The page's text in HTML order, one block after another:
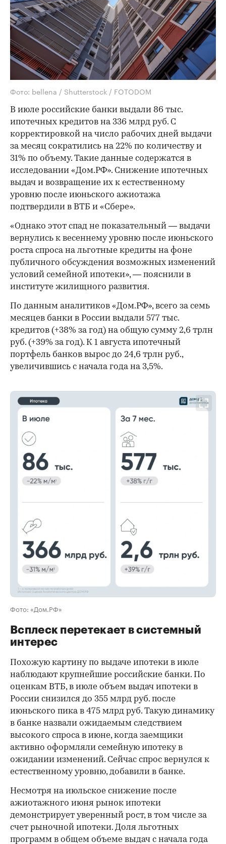
Фото: bellena / Shutterstock / FOTODOM
В июле российские банки выдали 86 тыс.
ипотечных кредитов на 336 млрд руб. С
корректировкой на число рабочих дней выдачи
за месяц сократились на 22% по количеству и
31% по объему. Такие данные содержатся в
исследовании «Дом.РФ». Снижение ипотечных
выдач и возвращение их к естественному
уровню после июньского ажиотажа
подтвердили в ВТБ и «Сбере».
«Однако этот спад не показательный — выдачи
вернулись к весеннему уровню после июньского
роста спроса на льготные кредиты на фоне
публичного обсуждения возможных изменений
условий семейной ипотеки», — пояснили в
институте жилищного развития.
По данным аналитиков «Дом.РФ», всего за семь
месяцев банки в России выдали 577 тыс.
кредитов (+38% за год) на общую сумму 2,6 трлн
руб. (+39% за год). К 1 августа ипотечный
портфель банков вырос до 24,6 трлн руб.,
увеличившись с начала года на 3,5%.
Фото: «Дом.РФ»
Всплеск перетекает в системный
интерес
Похожую картину по выдаче ипотеки в июле
наблюдают крупнейшие российские банки. По
оценкам ВТБ, в июле объем выдач ипотеки в
России снизился до 355 млрд руб. после
июньского пика в 475 млрд руб. Такую динамику
в банке назвали ожидаемым следствием
высокого спроса в июне, когда заемщики
активно оформляли семейную ипотеку в
ожидании изменений. Сейчас спрос вернулся к
естественному уровню, добавили в банке.
Несмотря на июльское снижение после
ажиотажного июня рынок ипотеки
демонстрирует уверенный рост, в том числе за
счет рыночной ипотеки. Доля льготных
программ в общем объеме выдач с начала года